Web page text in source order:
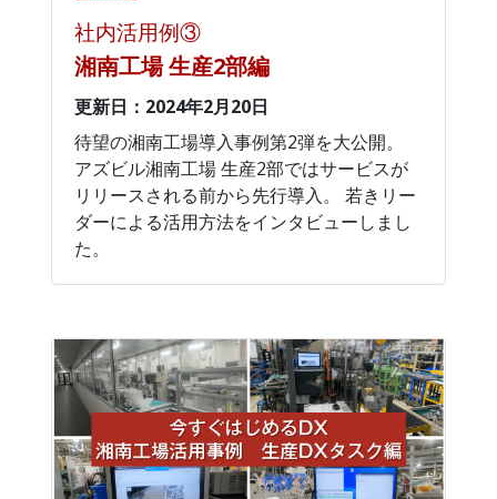
社内活用例③
湘南工場 生産2部編
更新日：2024年2月20日
待望の湘南工場導入事例第2弾を大公開。
アズビル湘南工場 生産2部ではサービスが
リリースされる前から先行導入。 若きリー
ダーによる活用方法をインタビューしまし
た。